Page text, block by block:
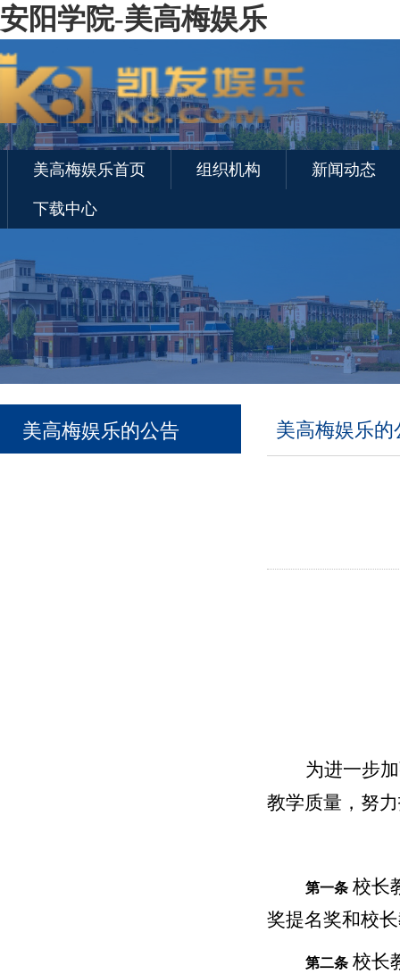
安阳学院-美高梅娱乐
美高梅娱乐首页 组织机构 新闻动态
下载中心
美高梅娱乐的公告 美高梅娱乐的
为进一步
教学质量，努
第一条 校长
奖提名奖和校
第二条 校长